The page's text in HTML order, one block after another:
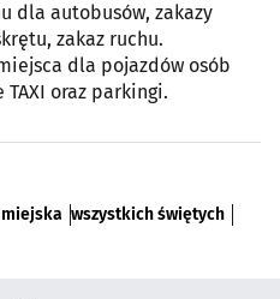
dla autobusów, zakazy
zakaz ruchu.
dla pojazdów osób
oraz parkingi.
wszystkich świętych